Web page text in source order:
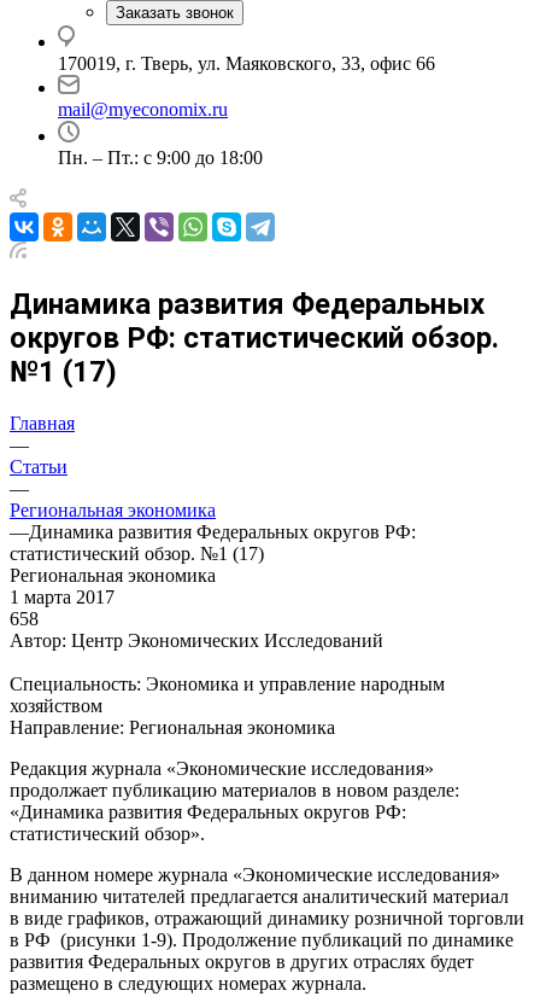
Заказать звонок
170019, г. Тверь, ул. Маяковского, 33, офис 66
mail@myeconomix.ru
Пн. – Пт.: с 9:00 до 18:00
Динамика развития Федеральных
округов РФ: статистический обзор.
№1 (17)
Главная
—
Статьи
—
Региональная экономика
—Динамика развития Федеральных округов РФ:
статистический обзор. №1 (17)
Региональная экономика
1 марта 2017
658
Автор: Центр Экономических Исследований
Специальность: Экономика и управление народным
хозяйством
Направление: Региональная экономика
Редакция журнала «Экономические исследования»
продолжает публикацию материалов в новом разделе:
«Динамика развития Федеральных округов РФ:
статистический обзор».
В данном номере журнала «Экономические исследования»
вниманию читателей предлагается аналитический материал
в виде графиков, отражающий динамику розничной торговли
в РФ (рисунки 1-9). Продолжение публикаций по динамике
развития Федеральных округов в других отраслях будет
размещено в следующих номерах журнала.